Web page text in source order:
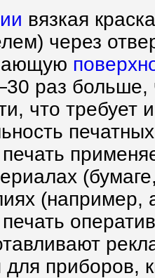
вязкая
через
раз
что требует
приборов,